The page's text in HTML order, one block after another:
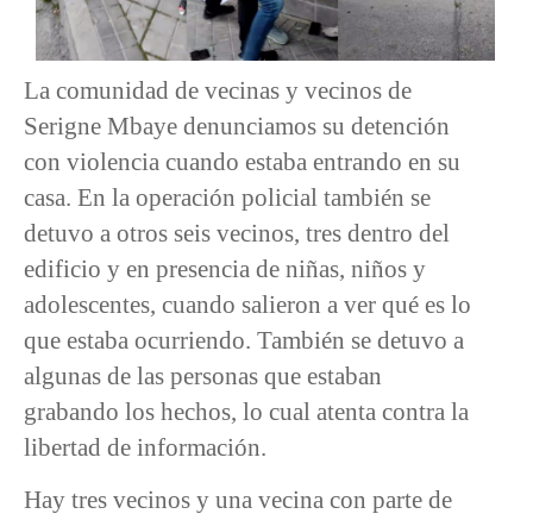
La comunidad de vecinas y vecinos de
Serigne Mbaye denunciamos su detención
con violencia cuando estaba entrando en su
casa. En la operación policial también se
detuvo a otros seis vecinos, tres dentro del
edificio y en presencia de niñas, niños y
adolescentes, cuando salieron a ver qué es lo
que estaba ocurriendo. También se detuvo a
algunas de las personas que estaban
grabando los hechos, lo cual atenta contra la
libertad de información.
Hay tres vecinos y una vecina con parte de